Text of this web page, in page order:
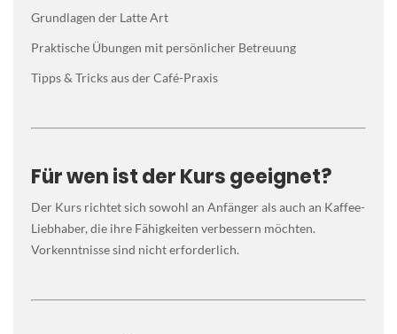
Grundlagen der Latte Art
Praktische Übungen mit persönlicher Betreuung
Tipps & Tricks aus der Café-Praxis
Für wen ist der Kurs geeignet?
Der Kurs richtet sich sowohl an Anfänger als auch an Kaffee-
Liebhaber, die ihre Fähigkeiten verbessern möchten.
Vorkenntnisse sind nicht erforderlich.